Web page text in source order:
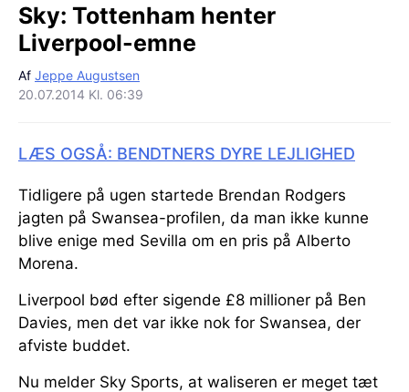
Sky: Tottenham henter
Liverpool-emne
Af Jeppe Augustsen
20.07.2014 Kl. 06:39
LÆS OGSÅ: BENDTNERS DYRE LEJLIGHED
Tidligere på ugen startede Brendan Rodgers
jagten på Swansea-profilen, da man ikke kunne
blive enige med Sevilla om en pris på Alberto
Morena.
Liverpool bød efter sigende £8 millioner på Ben
Davies, men det var ikke nok for Swansea, der
afviste buddet.
Nu melder Sky Sports, at waliseren er meget tæt